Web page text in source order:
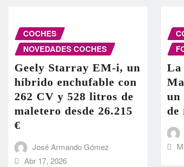
COCHES
NOVEDADES COCHES
Geely Starray EM-i, un
híbrido enchufable con
262 CV y 528 litros de
maletero desde 26.215
€
José Armando Gómez
Abr 17, 2026
La
un
de